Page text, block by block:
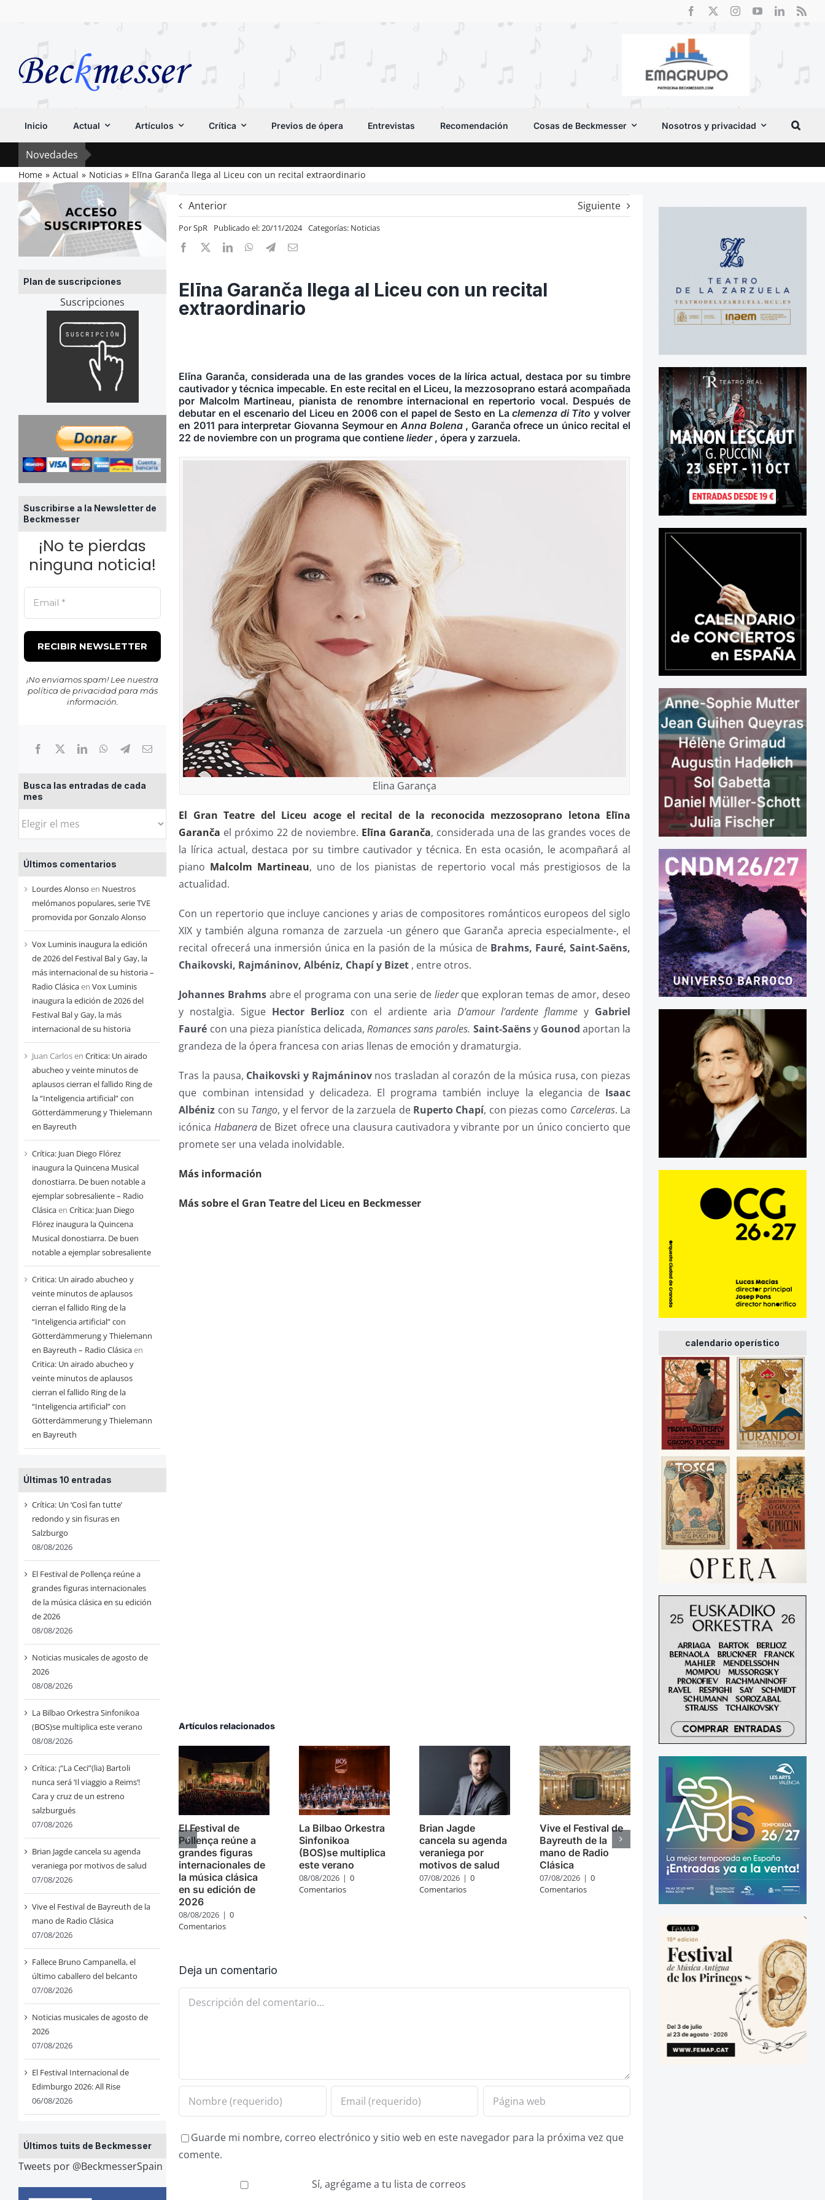
Inicio Actual Artículos Crítica Previos de ópera Entrevistas Recomendación Cosas de Beckmesser Nosotros y privacidad
Novedades
Home Actual Noticias Elīna Garanča llega al Liceu con un recital extraordinario
Plan de suscripciones
Suscripciones
Suscribirse a la Newsletter de
Beckmesser
¡No te pierdas
ninguna noticia!
¡No enviamos spam! Lee nuestra
política de privacidadpara más
información.
Busca las entradas de cada
mes
Busca
entradas
de
cada
mes
Últimos comentarios
Lourdes Alonso en Nuestros
melómanos populares, serie TVE
promovida por Gonzalo Alonso
Vox Luminis inaugura la edición
de 2026 del Festival Bal y Gay, la
más internacional de su historia –
Radio Clásicaen Vox Luminis
inaugura la edición de 2026 del
Festival Bal y Gay, la más
internacional de su historia
Juan Carlosen Critica: Un airado
abucheo y veinte minutos de
aplausos cierran el fallido Ring de
la “Inteligencia artificial” con
Götterdämmerung y Thielemann
en Bayreuth
Crítica: Juan Diego Flórez
inaugura la Quincena Musical
donostiarra. De buen notable a
ejemplar sobresaliente – Radio
Clásicaen Crítica: Juan Diego
Flórez inaugura la Quincena
Musical donostiarra. De buen
notable a ejemplar sobresaliente
Critica: Un airado abucheo y
veinte minutos de aplausos
cierran el fallido Ring de la
“Inteligencia artificial” con
Götterdämmerung y Thielemann
en Bayreuth – Radio Clásicaen
Critica: Un airado abucheo y
veinte minutos de aplausos
cierran el fallido Ring de la
“Inteligencia artificial” con
Götterdämmerung y Thielemann
en Bayreuth
Últimas 10 entradas
Crítica: Un ‘Così fan tutte’
redondo y sin fisuras en
Salzburgo
08/08/2026
El Festival de Pollença reúne a
grandes figuras internacionales
de la música clásica en su edición
de 2026
08/08/2026
Noticias musicales de agosto de
2026
08/08/2026
La Bilbao Orkestra Sinfonikoa
(BOS)se multiplica este verano
08/08/2026
Crítica: ¡“La Ceci”(lia) Bartoli
nunca será ‘Il viaggio a Reims’!
Cara y cruz de un estreno
salzburgués
07/08/2026
Brian Jagde cancela su agenda
veraniega por motivos de salud
07/08/2026
Vive el Festival de Bayreuth de la
mano de Radio Clásica
07/08/2026
Fallece Bruno Campanella, el
último caballero del belcanto
07/08/2026
Noticias musicales de agosto de
2026
07/08/2026
El Festival Internacional de
Edimburgo 2026: All Rise
06/08/2026
Últimos tuits de Beckmesser
Tweets por @BeckmesserSpain
Anterior Siguiente
PorSpR Publicado el: 20/11/2024 Categorías: Noticias
Elīna Garanča llega al Liceu con un recital
extraordinario
Elīna Garanča, considerada una de las grandes voces de la lírica actual, destaca por su timbre
cautivador y técnica impecable. En este recital en el Liceu, la mezzosoprano estará acompañada
por Malcolm Martineau, pianista de renombre internacional en repertorio vocal. Después de
debutar en el escenario del Liceu en 2006 con el papel de Sesto en Laclemenza di Tito y volver
en 2011 para interpretar Giovanna Seymour enAnna Bolena , Garanča ofrece un único recital el
22 de noviembre con un programa que contienelieder , ópera y zarzuela.
Elina Garança
El Gran Teatre del Liceu acoge el recital de la reconocida mezzosoprano letona Elīna
Garanča el próximo 22 de noviembre. Elīna Garanča, considerada una de las grandes voces de
la lírica actual, destaca por su timbre cautivador y técnica. En esta ocasión, le acompañará al
piano Malcolm Martineau, uno de los pianistas de repertorio vocal más prestigiosos de la
actualidad.
Con un repertorio que incluye canciones y arias de compositores románticos europeos del siglo
XIX y también alguna romanza de zarzuela -un género que Garanča aprecia especialmente-, el
recital ofrecerá una inmersión única en la pasión de la música de Brahms, Fauré, Saint-Saëns,
Chaikovski, Rajmáninov, Albéniz, Chapí y Bizet , entre otros.
Johannes Brahms abre el programa con una serie de liederque exploran temas de amor, deseo
y nostalgia. Sigue Hector Berlioz con el ardiente ariaD’amour l’ardente flamme y Gabriel
Fauré con una pieza pianística delicada,Romances sans paroles. Saint-Saënsy Gounod aportan la
grandeza de la ópera francesa con arias llenas de emoción y dramaturgia.
Tras la pausa, Chaikovski y Rajmáninov nos trasladan al corazón de la música rusa, con piezas
que combinan intensidad y delicadeza. El programa también incluye la elegancia de Isaac
Albéniz con su Tango, y el fervor de la zarzuela de Ruperto Chapí, con piezas como Carceleras. La
icónica Habanera de Bizet ofrece una clausura cautivadora y vibrante por un único concierto que
promete ser una velada inolvidable.
Más información
Más sobre el Gran Teatre del Liceu en Beckmesser
Artículos relacionados
El Festival de
Pollença reúne a
grandes figuras
internacionales de
la música clásica
en su edición de
2026
08/08/2026 | 0
Comentarios
La Bilbao Orkestra
Sinfonikoa
(BOS)se multiplica
este verano
08/08/2026 | 0
Comentarios
Brian Jagde
cancela su agenda
veraniega por
motivos de salud
07/08/2026 | 0
Comentarios
Vive el Festival de
Bayreuth de la
mano de Radio
Clásica
07/08/2026 | 0
Comentarios
Deja un comentario
Comentario
Guarde mi nombre, correo electrónico y sitio web en este navegador para la próxima vez que
comente.
Sí, agrégame a tu lista de correos
calendario operístico